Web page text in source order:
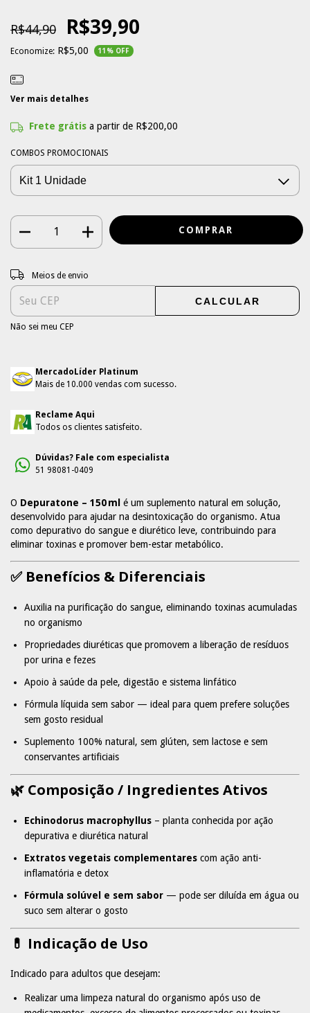
R$44,90 R$39,90
Economize: R$5,00 11 % OFF
Ver mais detalhes
Frete grátis a partir de R$200,00
COMBOS PROMOCIONAIS
Entregas para o CEP:
Meios de envio
CALCULAR
Não sei meu CEP
MercadoLíder Platinum
Mais de 10.000 vendas com sucesso.
Reclame Aqui
Todos os clientes satisfeito.
Dúvidas? Fale com especialista
51 98081-0409
O Depuratone – 150 ml é um suplemento natural em solução,
desenvolvido para ajudar na desintoxicação do organismo. Atua
como depurativo do sangue e diurético leve, contribuindo para
eliminar toxinas e promover bem-estar metabólico.
✅ Benefícios & Diferenciais
Auxilia na purificação do sangue, eliminando toxinas acumuladas
no organismo
Propriedades diuréticas que promovem a liberação de resíduos
por urina e fezes
Apoio à saúde da pele, digestão e sistema linfático
Fórmula líquida sem sabor — ideal para quem prefere soluções
sem gosto residual
Suplemento 100% natural, sem glúten, sem lactose e sem
conservantes artificiais
🌿 Composição / Ingredientes Ativos
Echinodorus macrophyllus – planta conhecida por ação
depurativa e diurética natural
Extratos vegetais complementares com ação anti-
inflamatória e detox
Fórmula solúvel e sem sabor — pode ser diluída em água ou
suco sem alterar o gosto
💊 Indicação de Uso
Indicado para adultos que desejam:
Realizar uma limpeza natural do organismo após uso de